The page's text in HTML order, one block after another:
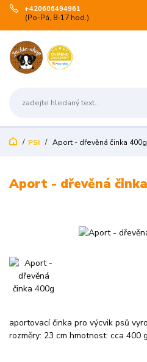
+420606494961
(Po-Pá, 8-17 hod.)
PSI Aport - dřevěná činka 400g
Aport - dřevěná
aportovací činka pro výcvik psů
rozměry: 23 cm hmotnost: cca 400 g